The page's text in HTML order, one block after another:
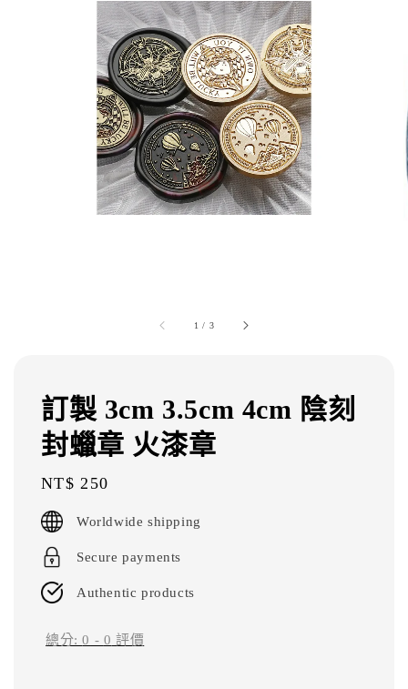
1 / 3
訂製 3cm 3.5cm 4cm 陰刻
封蠟章 火漆章
Regular
price
NT$ 250
Worldwide shipping
Secure payments
Authentic products
總分:0 - 0 評價